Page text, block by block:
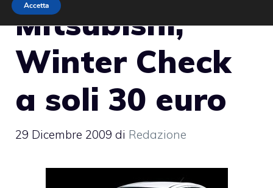
Mitsubishi,
Winter Check
a soli 30 euro
29 Dicembre 2009 di Redazione
Accetta